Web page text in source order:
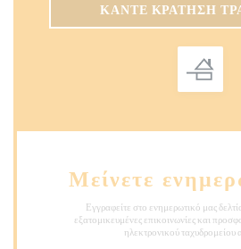
ΚΆΝΤΕ ΚΡΆΤΗΣΗ
Μείνετε
Εγγραφείτε στο ενημερωτικό μας
εξατομικευμένες επικοινωνίες και
ηλεκτρονικού ταχυδρομείου